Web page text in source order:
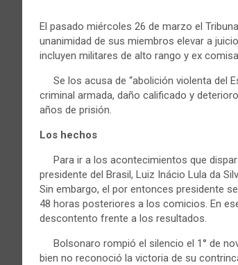
El pasado miércoles 26 de marzo el
unanimidad de sus miembros elevar a
incluyen militares de alto rango y ex
Se los acusa de “abolición violenta del
criminal armada, daño calificado y
años de prisión.
Los hechos
Para ir a los acontecimientos que
presidente del Brasil, Luiz Inácio Lula da
Sin embargo, el por entonces presidente
48 horas posteriores a los comicios. En
descontento frente a los resultados.
Bolsonaro rompió el silencio el 1° de
bien no reconoció la victoria de su